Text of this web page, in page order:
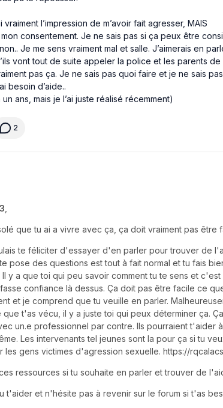
l’impression de m’avoir fait agresser, MAIS
consentement. Je ne sais pas si ça peux être
Je me sens vraiment mal et salle. J’aimerais en
vont tout de suite appeler la police et les parents
pas ça. Je ne sais pas quoi faire et je ne sais
besoin d’aide..
ans, mais je l’ai juste réalisé récemment)
2
que tu ai a vivre avec ça, ça doit vraiment pas être
te féliciter d'essayer d'en parler pour trouver de
pose des questions est tout à fait normal et tu fais
y a que toi qui peu savoir comment tu te sens et c'est
confiance là dessus. Ça doit pas être facile ce
et je comprend que tu veuille en parler.
t'as vécu, il y a juste toi qui peux déterminer ça.
un.e professionnel par contre. Ils pourraient t'aider
Les intervenants tel jeunes sont la pour ça si tu
les gens victimes d'agression sexuelle. https://
ressources si tu souhaite en parler et trouver de
t'aider et n'hésite pas à revenir sur le forum si t'as